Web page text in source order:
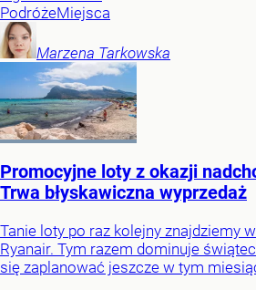
PodróżeMiejsca
Marzena Tarkowska
Promocyjne loty z okazji
Trwa błyskawiczna wyprzedaż
Tanie loty po raz kolejny znajdziemy
Ryanair. Tym razem dominuje
się zaplanować jeszcze w tym